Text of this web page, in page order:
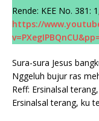
Rende: KEE No. 381:
https://
Sura-sura Jesus
Nggeluh bujur ras
Reff: Ersinalsal
Ersinalsal terang, ku